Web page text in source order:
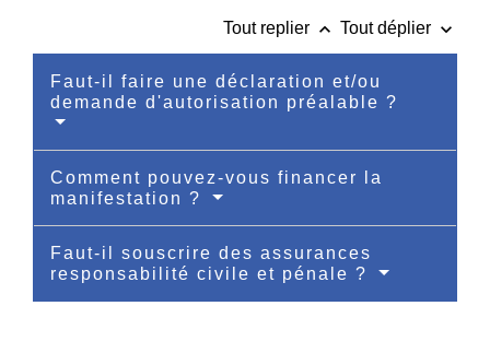
Tout replier keyboard_arrow_up Tout déplier keyboard_arrow_down
Faut-il faire une déclaration et/ou
demande d'autorisation préalable ?
Comment pouvez-vous financer la
manifestation ?
Faut-il souscrire des assurances
responsabilité civile et pénale ?